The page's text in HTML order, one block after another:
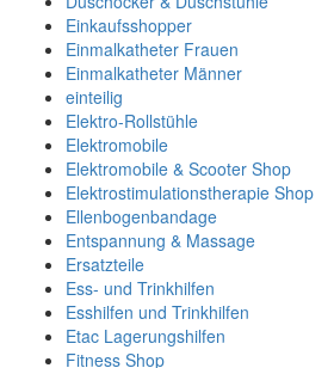
Einkaufsshopper
Einmalkatheter Frauen
Einmalkatheter Männer
einteilig
Elektro-Rollstühle
Elektromobile
Elektromobile & Scooter Shop
Elektrostimulationstherapie Shop
Ellenbogenbandage
Entspannung & Massage
Ersatzteile
Ess- und Trinkhilfen
Esshilfen und Trinkhilfen
Etac Lagerungshilfen
Fitness Shop